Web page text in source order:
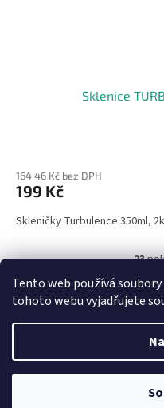
Tento web používá
tohoto webu vyjadřujete
Sklenice
164,46 Kč bez DPH
199 Kč
Skleničky Turbulence 350ml,
23
Copyright 2026az-